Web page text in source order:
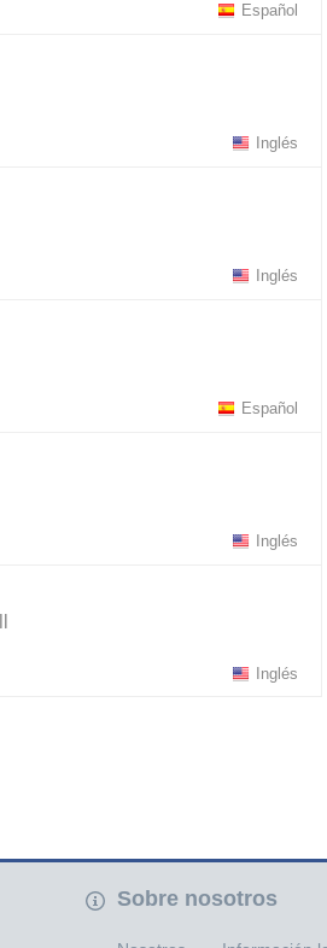
Español
Inglés
Inglés
Español
Inglés
Inglés
Sobre nosotros